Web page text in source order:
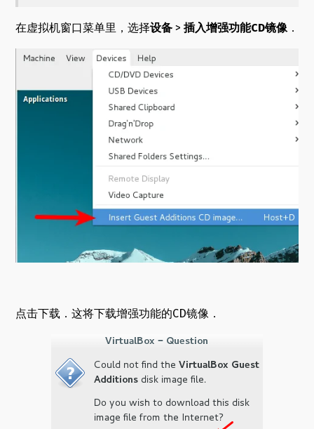
在虚拟机窗口菜单里，选择设备> 插入增强功能CD镜像．
点击下载．这将下载增强功能的CD镜像．